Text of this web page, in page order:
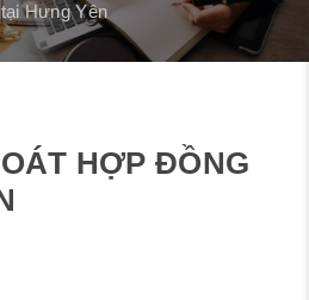
Hưng Yên
HỢP ĐỒNG